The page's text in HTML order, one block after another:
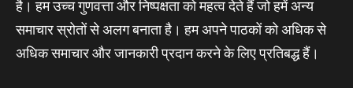
है। हम उच्च गुणवत्ता और निष्पक्षता को महत्व देते हैं जो हमें अन्य
समाचार स्रोतों से अलग बनाता है। हम अपने पाठकों को अधिक से
अधिक समाचार और जानकारी प्रदान करने के लिए प्रतिबद्ध हैं।